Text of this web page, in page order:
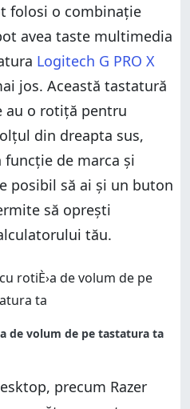
folosi o combinație
avea taste multimedia
Logitech G PRO X
jos. Această tastatură
au o rotiță pentru
din dreapta sus,
de marca și
posibil să ai și un buton
să oprești
tău.
precum Razer